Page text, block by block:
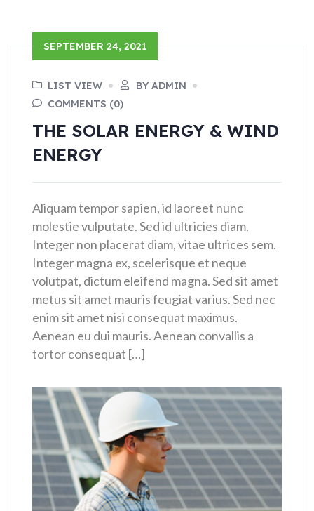
SEPTEMBER 24, 2021
LIST VIEW
BY ADMIN
COMMENTS (0)
THE SOLAR ENERGY & WIND
ENERGY
Aliquam tempor sapien, id laoreet nunc
molestie vulputate. Sed id ultricies diam.
Integer non placerat diam, vitae ultrices sem.
Integer magna ex, scelerisque et neque
volutpat, dictum eleifend magna. Sed sit amet
metus sit amet mauris feugiat varius. Sed nec
enim sit amet nisi consequat maximus.
Aenean eu dui mauris. Aenean convallis a
tortor consequat […]